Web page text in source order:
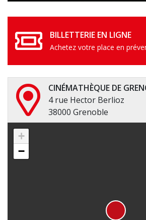
BILLETTERIE EN LIGNE
Achetez votre place en
CINÉMATHÈQUE DE
4 rue Hector Berlioz
38000 Grenoble
+
−